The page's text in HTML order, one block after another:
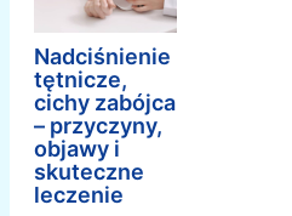
Nadciśnienie
tętnicze,
cichy zabójca
– przyczyny,
objawy i
skuteczne
leczenie